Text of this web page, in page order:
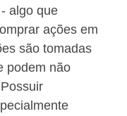
algo que
ações em
são tomadas
podem não